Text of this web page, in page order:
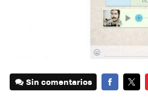
Sin comentarios